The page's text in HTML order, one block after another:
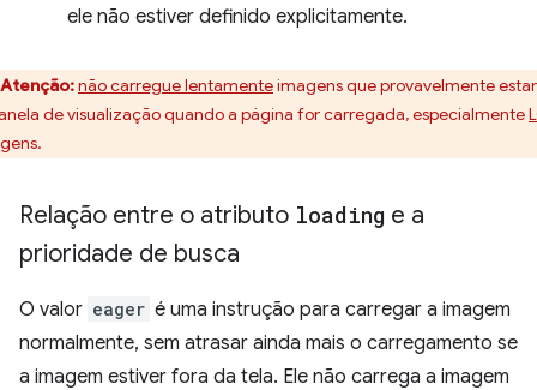
ele não estiver definido explicitamente.
Atenção:não carregue lentamenteimagens que provavelmente
de visualização quando a página for carregada, especialmente
Relação entre o atributo loading e a
prioridade de busca
O valor eager é uma instrução para carregar a imagem
normalmente, sem atrasar ainda mais o carregamento se
a imagem estiver fora da tela. Ele não carrega a imagem